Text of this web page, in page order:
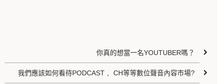
你真的想當一名YOUTUBER嗎？
我們應該如何看待PODCAST﹑ CH等等數位聲音內容市場?